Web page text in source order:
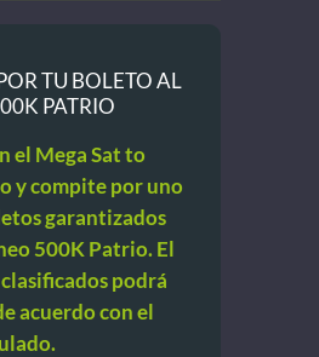
TU BOLETO AL
PATRIO
el Mega Sat to
y compite por uno
garantizados
500K Patrio. El
podrá
acuerdo con el